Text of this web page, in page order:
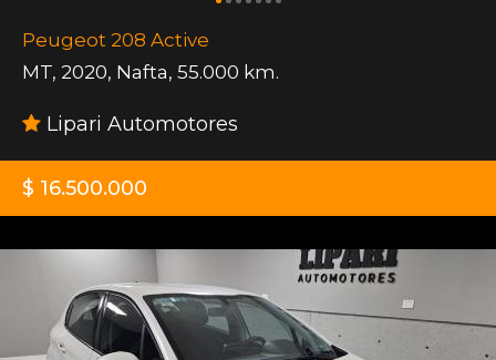
Peugeot 208 Active
MT, 2020, Nafta, 55.000 km.
Lipari Automotores
$ 16.500.000